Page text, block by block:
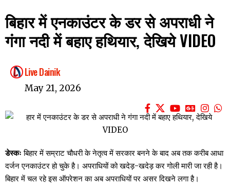
बिहार में एनकाउंटर के डर से अपराधी ने
गंगा नदी में बहाए हथियार, देखिये VIDEO
Live Dainik
May 21, 2026
डेस्कः बिहार में सम्राट चौधरी के नेतृत्व में सरकार बनने के बाद अब तक करीब आधा
दर्जन एनकाउंटर हो चुके है। अपराधियों को खदेड़-खदेड़ कर गोली मारी जा रही है।
बिहार में चल रहे इस ऑपरेशन का अब अपराधियों पर असर दिखने लगा है।